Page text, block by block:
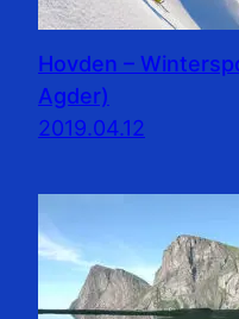
Hovden –
Agder)
2019.04.12